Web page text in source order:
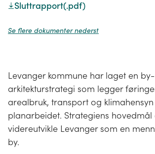
Sluttrapport(.pdf)
Se flere dokumenter nederst
Levanger kommune har laget en
arkitekturstrategi som legger
arealbruk, transport og klimahensyn
planarbeidet. Strategiens hovedmål
videreutvikle Levanger som en
by.